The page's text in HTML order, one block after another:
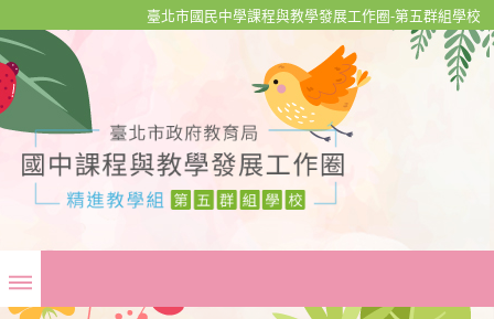
移至網頁之主要內容區位置臺北市國民中學課程與教學發展工作圈-第五群組學校